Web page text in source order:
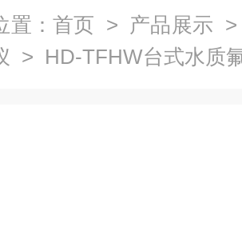
置： 首页 > 产品展示
> HD-TFHW台式水质